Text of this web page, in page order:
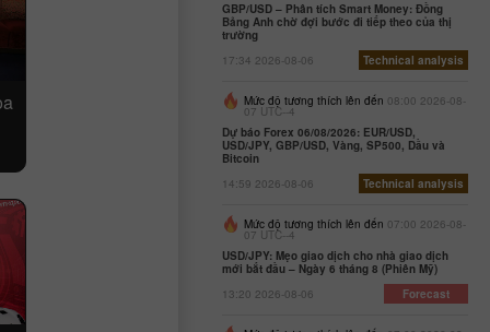
GBP/USD – Phân tích Smart Money: Đồng
Bảng Anh chờ đợi bước đi tiếp theo của thị
trường
17:34 2026-08-06
Technical analysis
Mức độ tương thích lên đến 08:00 2026-08-
07 UTC--4
Dự báo Forex 06/08/2026: EUR/USD,
USD/JPY, GBP/USD, Vàng, SP500, Dầu và
Bitcoin
14:59 2026-08-06
Technical analysis
Mức độ tương thích lên đến 07:00 2026-08-
07 UTC--4
USD/JPY: Mẹo giao dịch cho nhà giao dịch
mới bắt đầu – Ngày 6 tháng 8 (Phiên Mỹ)
13:20 2026-08-06
Forecast